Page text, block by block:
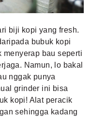
biji kopi yang fresh.
bubuk kopi
bau seperti
Namun, lo bakal
nggak punya
grinder ini bisa
kopi! Alat peracik
sehingga kadang